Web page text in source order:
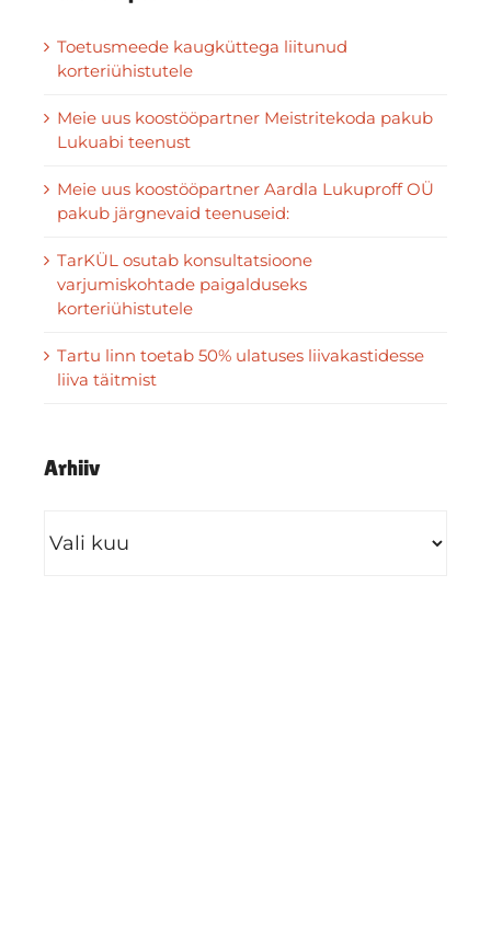
Toetusmeede kaugküttega liitunud
korteriühistutele
Meie uus koostööpartner Meistritekoda pakub
Lukuabi teenust
Meie uus koostööpartner Aardla Lukuproff OÜ
pakub järgnevaid teenuseid:
TarKÜL osutab konsultatsioone
varjumiskohtade paigalduseks
korteriühistutele
Tartu linn toetab 50% ulatuses liivakastidesse
liiva täitmist
Arhiiv